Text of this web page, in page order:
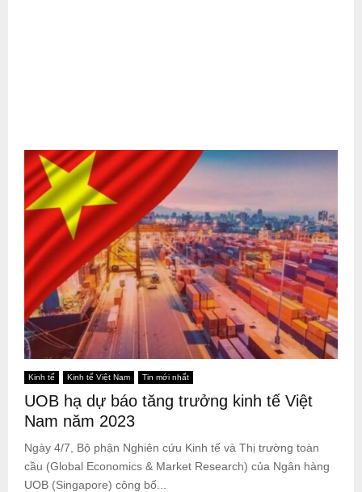
Kinh tế Kinh tế Việt Nam Tin mới nhất
UOB hạ dự báo tăng trưởng kinh tế Việt
Nam năm 2023
Ngày 4/7, Bộ phận Nghiên cứu Kinh tế và Thị trường toàn
cầu (Global Economics & Market Research) của Ngân hàng
UOB (Singapore) công bố...